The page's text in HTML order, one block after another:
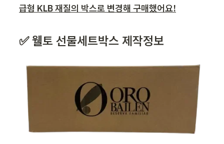
급형 KLB 재질의 박스로 변경해 구매했어요!
✅ 웰토 선물세트박스 제작정보